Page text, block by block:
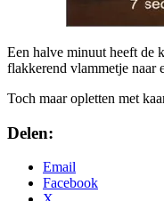
Een halve minuut heeft de
flakkerend vlammetje naar
Toch maar opletten met
Delen:
Email
Facebook